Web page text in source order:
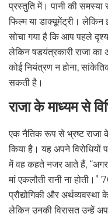
प्रस्तुति में। पानी की
फिल्म या डाक्यूमेंट्री। लेकिन
सोचा गया है कि आप पहले
लेकिन षडयंत्रकारी राजा
कोई नियंत्रण न होना,
सकती है।
राजा के माध्यम से
एक नैतिक रूप से भ्रष्ट राजा
किया है। यह अपने विरोधियों
में वह कहते नजर आते हैं, “अगर
मां एकलौती रानी ना
प्रौद्योगिकी और
लेकिन उनकी विरासत उन्हें